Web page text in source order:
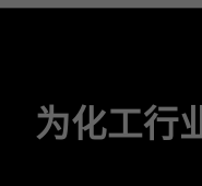
为化工行